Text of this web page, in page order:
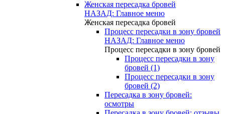
Женская пересадка бровей
НАЗАД: Главное меню
Женская пересадка бровей
Процесс пересадки в зону бровей
НАЗАД: Главное меню
Процесс пересадки в зону бровей
Процесс пересадки в зону
бровей (1)
Процесс пересадки в зону
бровей (2)
Пересадка в зону бровей:
осмотры